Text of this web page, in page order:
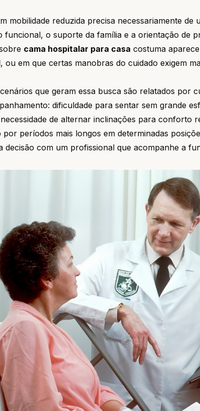
mobilidade reduzida precisa necessariamente de
o suporte da família e a orientação de
cama hospitalar para casa costuma
ou em que certas manobras do cuidado exigem
que geram essa busca são relatados por
dificuldade para sentar sem grande
de alternar inclinações para conforto
períodos mais longos em determinadas
decisão com um profissional que acompanhe a